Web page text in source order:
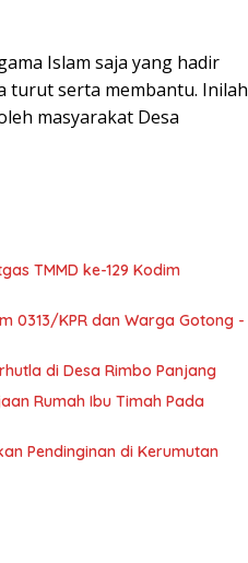
Islam saja yang hadir
turut serta membantu. Inilah
masyarakat Desa
TMMD ke-129 Kodim
0313/KPR dan Warga Gotong -
di Desa Rimbo Panjang
Rumah Ibu Timah Pada
Pendinginan di Kerumutan